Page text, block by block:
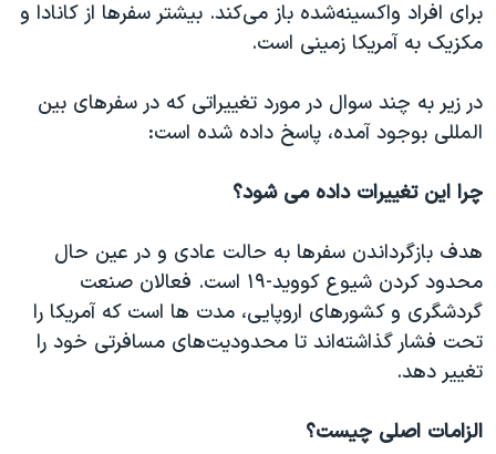
برای افراد واکسینه‌شده باز می‌کند. بیشتر سفرها از کانادا و
مکزیک به آمریکا زمینی است.
در زیر به چند سوال در مورد تغییراتی که در سفرهای بین
المللی بوجود آمده، پاسخ داده شده است:
چرا این تغییرات داده می شود؟
هدف بازگرداندن سفرها به حالت عادی و در عین حال
محدود کردن شیوع کووید-۱۹ است. فعالان صنعت
گردشگری و کشورهای اروپایی، مدت ها است که آمریکا را
تحت فشار گذاشته‌اند تا محدودیت‌های مسافرتی خود را
تغییر دهد.
الزامات اصلی چیست؟